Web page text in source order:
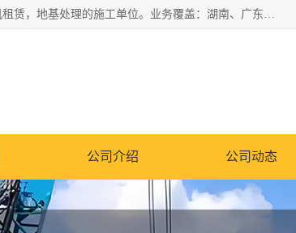
湖南业峻强夯基础工程有限公司是一家专业从事湖南强夯基础工程、强夯机租赁，地基处理的施工单位。业务覆盖：湖南、广东，江西等地。可承接1000KN.m-25000KN.m强夯（置换）工程。公司创始人是国内较早期从事强夯施工的建设者，经过多年的一步一个脚印的发展，在行业内具有较高的度和良好的口碑。
公司介绍 公司动态